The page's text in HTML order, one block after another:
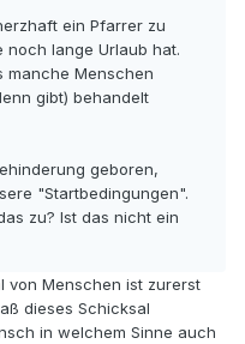
ein Pfarrer zu
noch lange Urlaub hat.
manche Menschen
gibt) behandelt
geboren,
"Startbedingungen".
zu? Ist das nicht ein
von Menschen ist zurerst
dieses Schicksal
in welchem Sinne auch